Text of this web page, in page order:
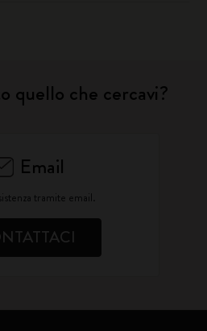
quello che cercavi?
Email
tramite email.